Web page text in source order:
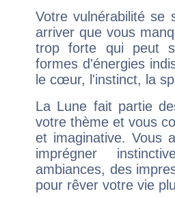
Votre vulnérabilité se
arriver que vous
trop forte qui peut
formes d'énergies
le cœur, l'instinct, la
La Lune fait partie
votre thème et vous
et imaginative. Vous
imprégner
ambiances, des
pour rêver votre vie